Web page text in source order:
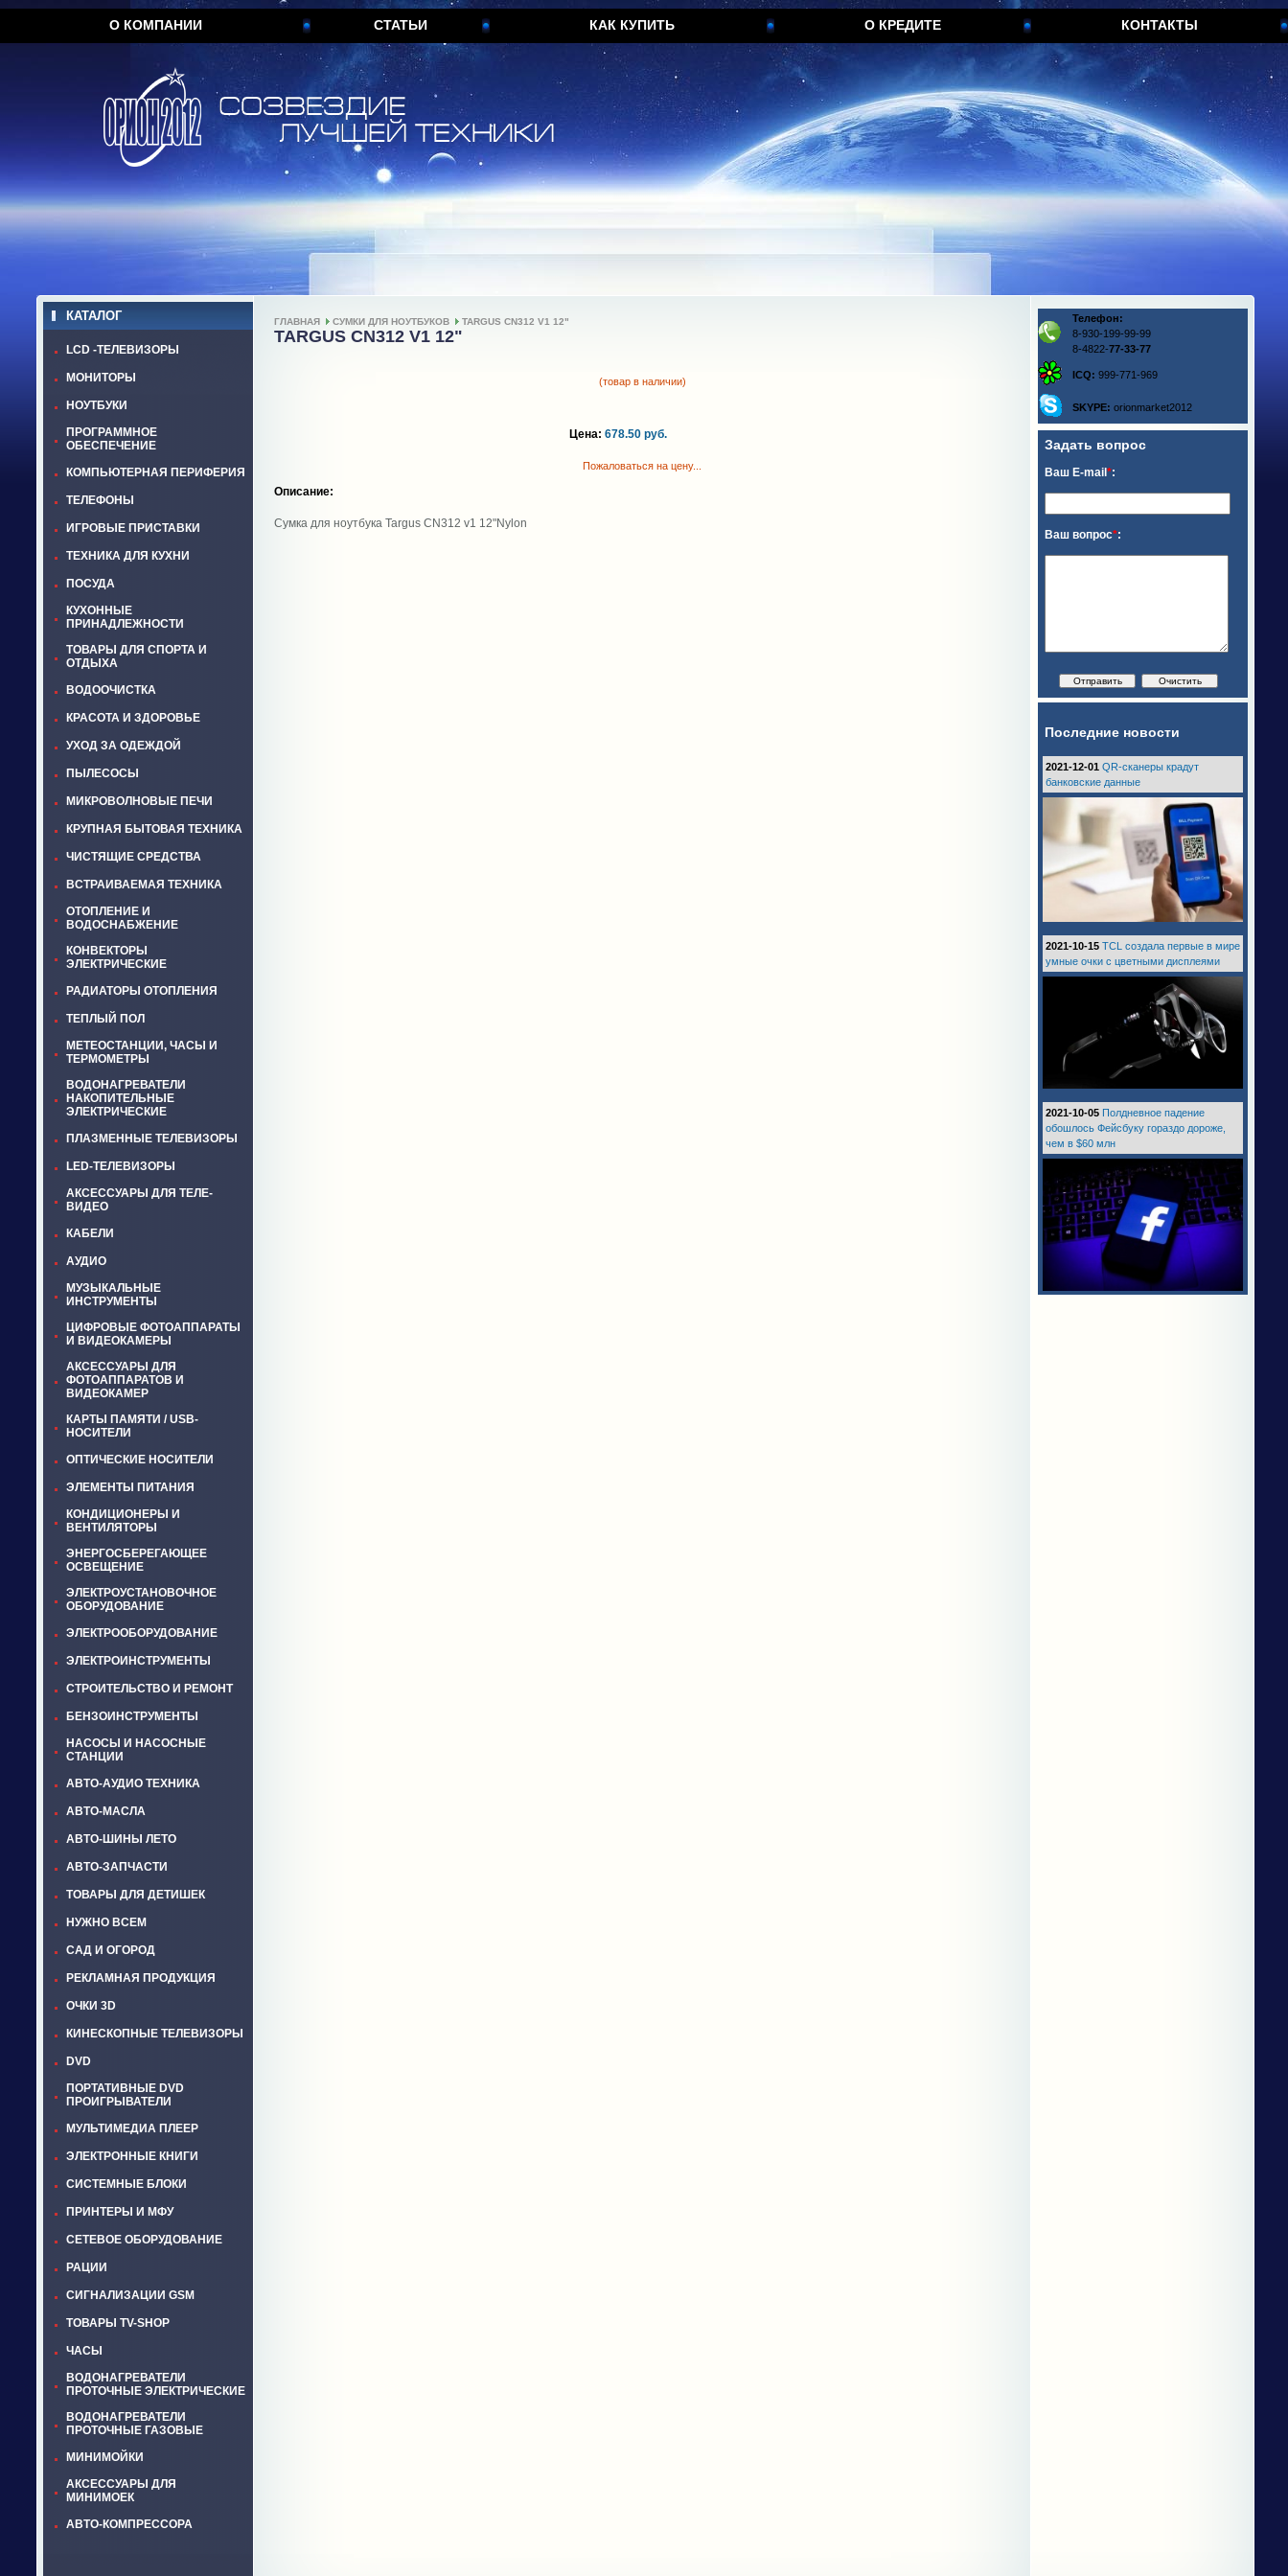
О КОМПАНИИ СТАТЬИ КАК КУПИТЬ О КРЕДИТЕ КОНТАКТЫ
КАТАЛОГ
LCD -ТЕЛЕВИЗОРЫ
МОНИТОРЫ
НОУТБУКИ
ПРОГРАММНОЕ
ОБЕСПЕЧЕНИЕ
КОМПЬЮТЕРНАЯ ПЕРИФЕРИЯ
ТЕЛЕФОНЫ
ИГРОВЫЕ ПРИСТАВКИ
ТЕХНИКА ДЛЯ КУХНИ
ПОСУДА
КУХОННЫЕ
ПРИНАДЛЕЖНОСТИ
ТОВАРЫ ДЛЯ СПОРТА И
ОТДЫХА
ВОДООЧИСТКА
КРАСОТА И ЗДОРОВЬЕ
УХОД ЗА ОДЕЖДОЙ
ПЫЛЕСОСЫ
МИКРОВОЛНОВЫЕ ПЕЧИ
КРУПНАЯ БЫТОВАЯ ТЕХНИКА
ЧИСТЯЩИЕ СРЕДСТВА
ВСТРАИВАЕМАЯ ТЕХНИКА
ОТОПЛЕНИЕ И
ВОДОСНАБЖЕНИЕ
КОНВЕКТОРЫ
ЭЛЕКТРИЧЕСКИЕ
РАДИАТОРЫ ОТОПЛЕНИЯ
ТЕПЛЫЙ ПОЛ
МЕТЕОСТАНЦИИ, ЧАСЫ И
ТЕРМОМЕТРЫ
ВОДОНАГРЕВАТЕЛИ
НАКОПИТЕЛЬНЫЕ
ЭЛЕКТРИЧЕСКИЕ
ПЛАЗМЕННЫЕ ТЕЛЕВИЗОРЫ
LED-ТЕЛЕВИЗОРЫ
АКСЕССУАРЫ ДЛЯ ТЕЛЕ-
ВИДЕО
КАБЕЛИ
АУДИО
МУЗЫКАЛЬНЫЕ
ИНСТРУМЕНТЫ
ЦИФРОВЫЕ ФОТОАППАРАТЫ
И ВИДЕОКАМЕРЫ
АКСЕССУАРЫ ДЛЯ
ФОТОАППАРАТОВ И
ВИДЕОКАМЕР
КАРТЫ ПАМЯТИ / USB-
НОСИТЕЛИ
ОПТИЧЕСКИЕ НОСИТЕЛИ
ЭЛЕМЕНТЫ ПИТАНИЯ
КОНДИЦИОНЕРЫ И
ВЕНТИЛЯТОРЫ
ЭНЕРГОСБЕРЕГАЮЩЕЕ
ОСВЕЩЕНИЕ
ЭЛЕКТРОУСТАНОВОЧНОЕ
ОБОРУДОВАНИЕ
ЭЛЕКТРООБОРУДОВАНИЕ
ЭЛЕКТРОИНСТРУМЕНТЫ
СТРОИТЕЛЬСТВО И РЕМОНТ
БЕНЗОИНСТРУМЕНТЫ
НАСОСЫ И НАСОСНЫЕ
СТАНЦИИ
АВТО-АУДИО ТЕХНИКА
АВТО-МАСЛА
АВТО-ШИНЫ ЛЕТО
АВТО-ЗАПЧАСТИ
ТОВАРЫ ДЛЯ ДЕТИШЕК
НУЖНО ВСЕМ
САД И ОГОРОД
РЕКЛАМНАЯ ПРОДУКЦИЯ
ОЧКИ 3D
КИНЕСКОПНЫЕ ТЕЛЕВИЗОРЫ
DVD
ПОРТАТИВНЫЕ DVD
ПРОИГРЫВАТЕЛИ
МУЛЬТИМЕДИА ПЛЕЕР
ЭЛЕКТРОННЫЕ КНИГИ
СИСТЕМНЫЕ БЛОКИ
ПРИНТЕРЫ И МФУ
СЕТЕВОЕ ОБОРУДОВАНИЕ
РАЦИИ
СИГНАЛИЗАЦИИ GSM
ТОВАРЫ TV-SHOP
ЧАСЫ
ВОДОНАГРЕВАТЕЛИ
ПРОТОЧНЫЕ ЭЛЕКТРИЧЕСКИЕ
ВОДОНАГРЕВАТЕЛИ
ПРОТОЧНЫЕ ГАЗОВЫЕ
МИНИМОЙКИ
АКСЕССУАРЫ ДЛЯ
МИНИМОЕК
АВТО-КОМПРЕССОРА
ГЛАВНАЯ СУМКИ ДЛЯ НОУТБУКОВ TARGUS CN312 V1 12"
TARGUS CN312 V1 12"
(товар в наличии)
Цена: 678.50 руб.
Пожаловаться на цену...
Описание:
Сумка для ноутбука Targus CN312 v1 12"Nylon
Телефон:
8-930-199-99-99
8-4822-77-33-77
ICQ: 999-771-969
SKYPE: orionmarket2012
Задать вопрос
Ваш E-mail *:
Ваш вопрос*:
Последние новости
2021-12-01 QR-сканеры крадут
банковские данные
2021-10-15 TCL создала первые в мире
умные очки с цветными дисплеями
2021-10-05 Полдневное падение
обошлось Фейсбуку гораздо дороже,
чем в $60 млн